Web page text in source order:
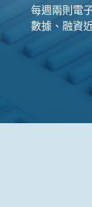
每週兩則電
數據、融資